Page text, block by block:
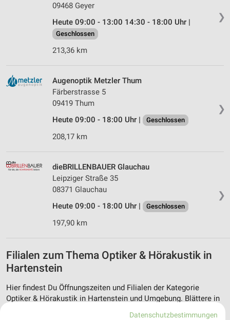
❯
09468 Geyer
Heute 09:00 - 13:00 14:30 - 18:00 Uhr |
Geschlossen
213,36 km
❯
Augenoptik Metzler Thum
Färberstrasse 5
09419 Thum
Heute 09:00 - 18:00 Uhr |
Geschlossen
208,17 km
❯
dieBRILLENBAUER Glauchau
Leipziger Straße 35
08371 Glauchau
Heute 09:00 - 18:00 Uhr |
Geschlossen
197,90 km
Filialen zum Thema Optiker & Hörakustik in
Hartenstein
Hier findest Du Öffnungszeiten und Filialen der Kategorie
Optiker & Hörakustik in Hartenstein und Umgebung. Blättere in
Datenschutzbestimmungen